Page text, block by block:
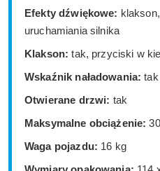
Efekty dźwiękowe:
uruchamiania silnika
Klakson: tak, przyciski w
Wskaźnik naładowania: tak
Otwierane drzwi: tak
Maksymalne obciążenie:
Waga pojazdu: 16 kg